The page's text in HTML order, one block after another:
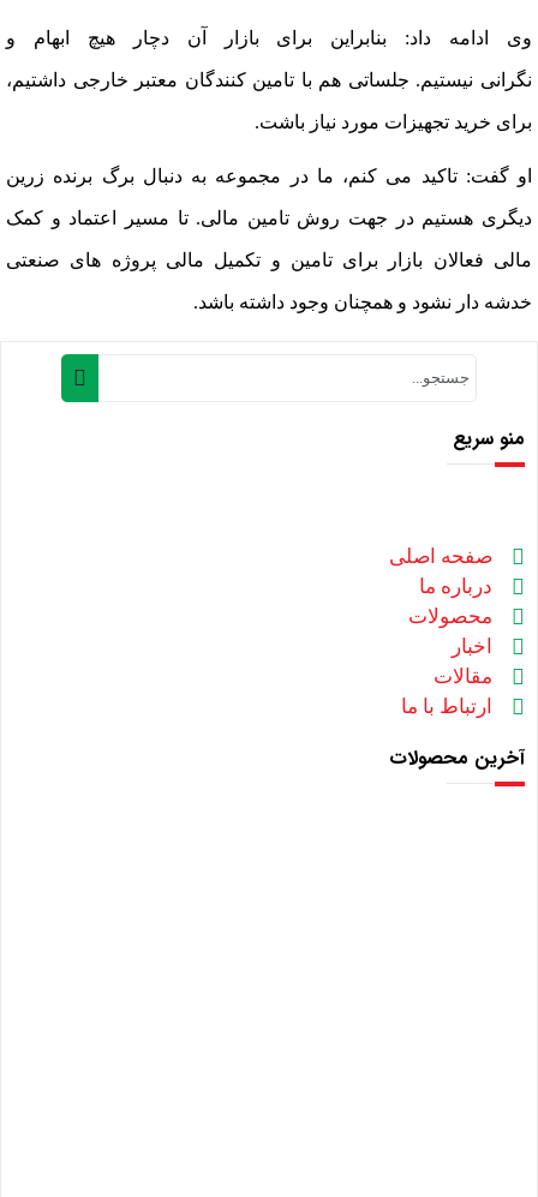
وی ادامه داد: بنابراین برای بازار آن دچار هیچ ابهام و
نگرانی نیستیم. جلساتی هم با تامین کنندگان معتبر خارجی داشتیم،
برای خرید تجهیزات مورد نیاز باشت.
او گفت: تاکید می کنم، ما در مجموعه به دنبال برگ برنده زرین
دیگری هستیم در جهت روش تامین مالی. تا مسیر اعتماد و کمک
مالی فعالان بازار برای تامین و تکمیل مالی پروژه های صنعتی
خدشه دار نشود و همچنان وجود داشته باشد.
منو سریع
صفحه اصلی
درباره ما
محصولات
اخبار
مقالات
ارتباط با ما
آخرین محصولات